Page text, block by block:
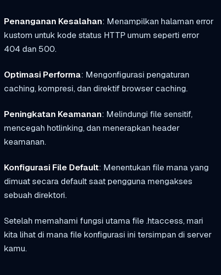
Penanganan Kesalahan: Menampilkan halaman error
kustom untuk kode status HTTP umum seperti error
404 dan 500.
Optimasi Performa: Mengonfigurasi pengaturan
caching, kompresi, dan direktif browser caching.
Peningkatan Keamanan: Melindungi file sensitif,
mencegah hotlinking, dan menerapkan header
keamanan.
Konfigurasi File Default: Menentukan file mana yang
dimuat secara default saat pengguna mengakses
sebuah direktori.
Setelah memahami fungsi utama file .htaccess, mari
kita lihat di mana file konfigurasi ini tersimpan di server
kamu.